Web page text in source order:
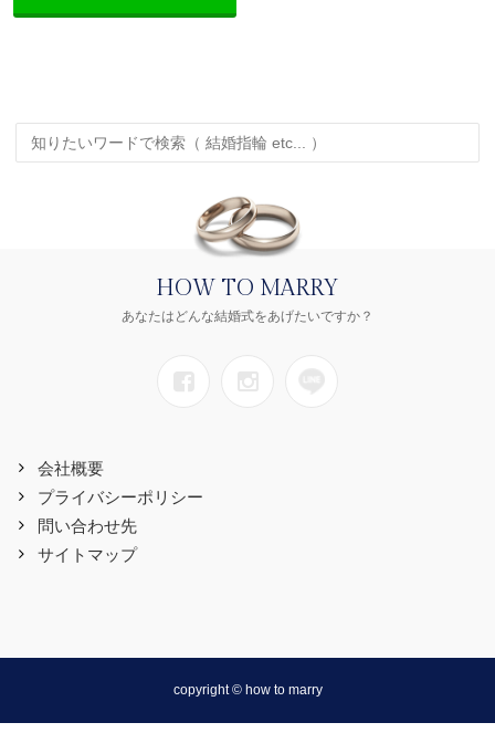
HOW TO MARRY
あなたはどんな結婚式をあげたいですか？
会社概要
プライバシーポリシー
問い合わせ先
サイトマップ
copyright © how to marry